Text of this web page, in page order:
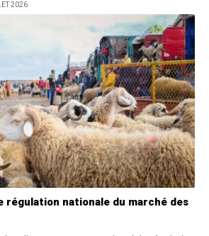
2026
régulation nationale du marché des